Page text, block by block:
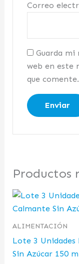
Correo
Guarda
web en este
que comente.
Productos
ALIMENTACIÓN
Lote 3 Unidades
Sin Azúcar 150
El
original
era:
42,87 €.
El
es: